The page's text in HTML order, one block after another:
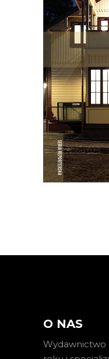
E-
Domy
ogniska,
O NAS
Wydawnictwo